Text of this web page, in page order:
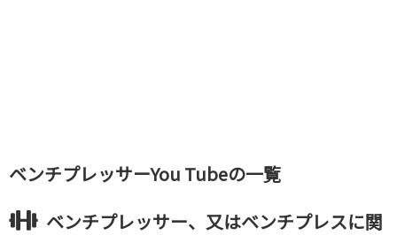
ベンチプレッサーYou Tubeの一覧
ベンチプレッサー、又はベンチプレスに関